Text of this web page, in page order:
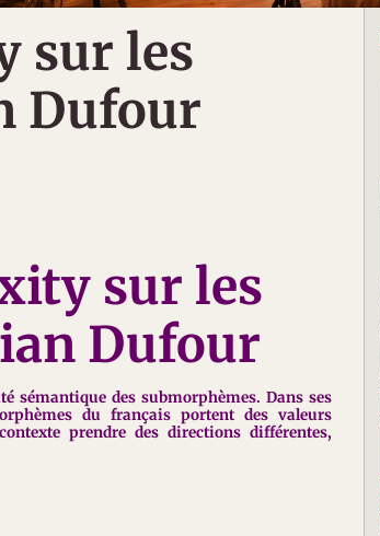
sur les
Dufour
sur les
Dufour
des submorphèmes. Dans ses
du français portent des valeurs
prendre des directions différentes,